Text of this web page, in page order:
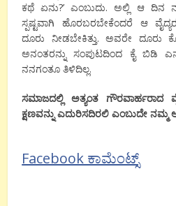
ಕಥೆ ಏನು?’ ಎಂಬುದು. ಅಲ್ಲಿ ಆ
ಸ್ಪಷ್ಟವಾಗಿ ಹೊರಬರಬೇಕೆಂದರೆ ಆ
ದೂರು ನೀಡಬೇಕಿತ್ತು. ಅವರೇ
ಅನಂತರನ್ನು ಸಂಪುಟದಿಂದ ಕೈ ಬಿಡಿ
ನನಗಂತೂ ತಿಳಿದಿಲ್ಲ.
ಸಮಾಜದಲ್ಲಿ ಅತ್ಯಂತ ಗೌರವಾರ್ಹರಾದ
ಕ್ಷಣವನ್ನು ಎದುರಿಸದಿರಲಿ ಎಂಬುದೇ
Facebook ಕಾಮೆಂಟ್ಸ್